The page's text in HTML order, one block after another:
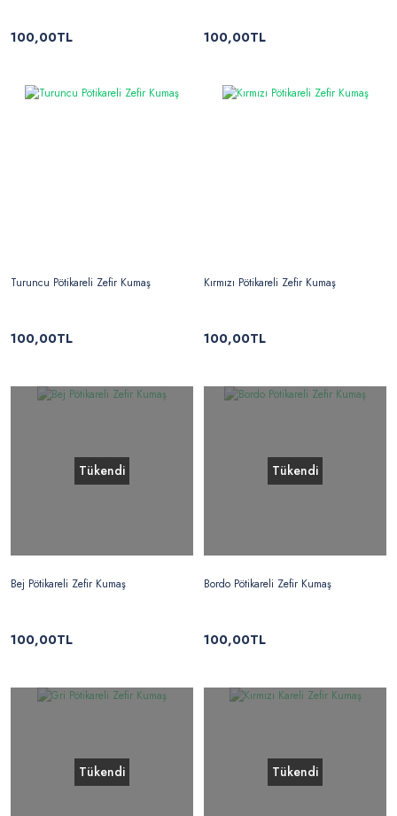
100,00TL 100,00TL
Turuncu Pötikareli Zefir Kumaş
100,00TL
Kırmızı Pötikareli Zefir Kumaş
100,00TL
Tükendi
Bej Pötikareli Zefir Kumaş
100,00TL
Tükendi
Bordo Pötikareli Zefir Kumaş
100,00TL
Tükendi Tükendi